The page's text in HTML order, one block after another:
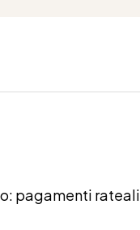
pagamenti rateali